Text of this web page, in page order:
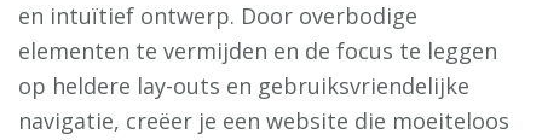
en intuïtief ontwerp. Door overbodige
elementen te vermijden en de focus te leggen
op heldere lay-outs en gebruiksvriendelijke
navigatie, creëer je een website die moeiteloos